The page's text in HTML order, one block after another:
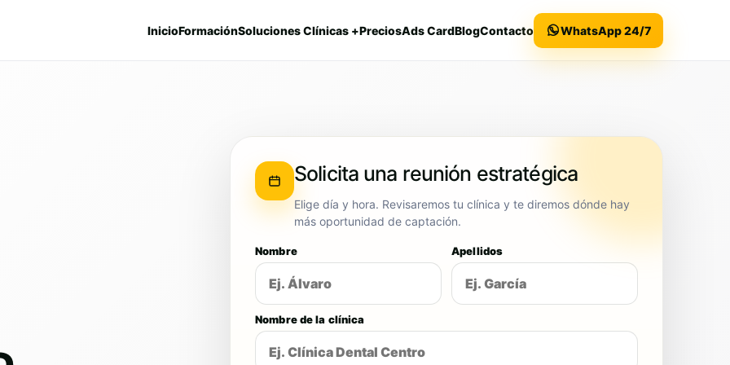
InicioFormaciónSoluciones Clínicas +PreciosAds CardBlogContacto WhatsApp 24/7
Solicita una reunión estratégica
Elige día y hora. Revisaremos tu clínica y te diremos dónde hay
más oportunidad de captación.
Nombre Apellidos
Nombre de la clínica